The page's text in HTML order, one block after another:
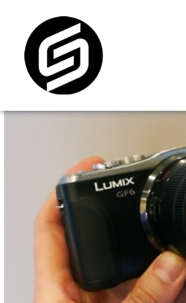
content
iMCheck APP
iPhone 回收價
線上商城
MSI 舊換新